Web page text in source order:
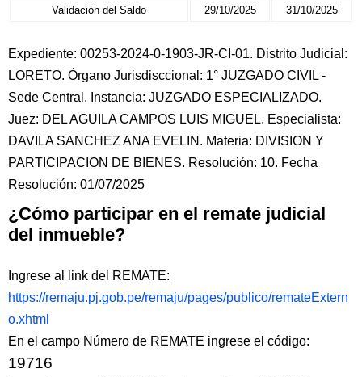
Validación del Saldo 29/10/2025 31/10/2025
Expediente: 00253-2024-0-1903-JR-CI-01. Distrito Judicial:
LORETO. Órgano Jurisdisccional: 1° JUZGADO CIVIL -
Sede Central. Instancia: JUZGADO ESPECIALIZADO.
Juez: DEL AGUILA CAMPOS LUIS MIGUEL. Especialista:
DAVILA SANCHEZ ANA EVELIN. Materia: DIVISION Y
PARTICIPACION DE BIENES. Resolución: 10. Fecha
Resolución: 01/07/2025
¿Cómo participar en el remate judicial
del inmueble?
Ingrese al link del REMATE:
https://remaju.pj.gob.pe/remaju/pages/publico/remateExtern
o.xhtml
En el campo Número de REMATE ingrese el código:
19716